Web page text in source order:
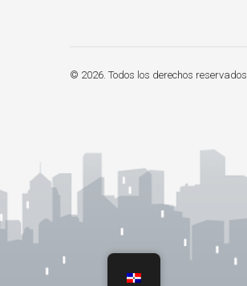
© 2026. Todos los derechos reservados.